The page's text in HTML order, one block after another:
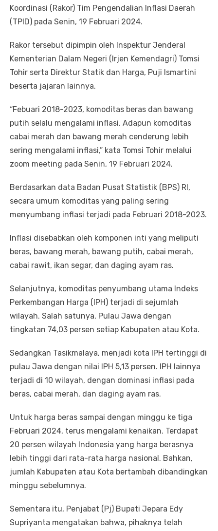
Koordinasi (Rakor) Tim Pengendalian Inflasi Daerah
(TPID) pada Senin, 19 Februari 2024.
Rakor tersebut dipimpin oleh Inspektur Jenderal
Kementerian Dalam Negeri (Irjen Kemendagri) Tomsi
Tohir serta Direktur Statik dan Harga, Puji Ismartini
beserta jajaran lainnya.
“Febuari 2018-2023, komoditas beras dan bawang
putih selalu mengalami inflasi. Adapun komoditas
cabai merah dan bawang merah cenderung lebih
sering mengalami inflasi,” kata Tomsi Tohir melalui
zoom meeting pada Senin, 19 Februari 2024.
Berdasarkan data Badan Pusat Statistik (BPS) RI,
secara umum komoditas yang paling sering
menyumbang inflasi terjadi pada Februari 2018-2023.
Inflasi disebabkan oleh komponen inti yang meliputi
beras, bawang merah, bawang putih, cabai merah,
cabai rawit, ikan segar, dan daging ayam ras.
Selanjutnya, komoditas penyumbang utama Indeks
Perkembangan Harga (IPH) terjadi di sejumlah
wilayah. Salah satunya, Pulau Jawa dengan
tingkatan 74,03 persen setiap Kabupaten atau Kota.
Sedangkan Tasikmalaya, menjadi kota IPH tertinggi di
pulau Jawa dengan nilai IPH 5,13 persen. IPH lainnya
terjadi di 10 wilayah, dengan dominasi inflasi pada
beras, cabai merah, dan daging ayam ras.
Untuk harga beras sampai dengan minggu ke tiga
Februari 2024, terus mengalami kenaikan. Terdapat
20 persen wilayah Indonesia yang harga berasnya
lebih tinggi dari rata-rata harga nasional. Bahkan,
jumlah Kabupaten atau Kota bertambah dibandingkan
minggu sebelumnya.
Sementara itu, Penjabat (Pj) Bupati Jepara Edy
Supriyanta mengatakan bahwa, pihaknya telah